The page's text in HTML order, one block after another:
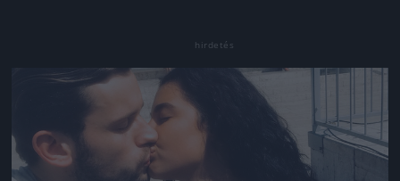
Jön még kép!